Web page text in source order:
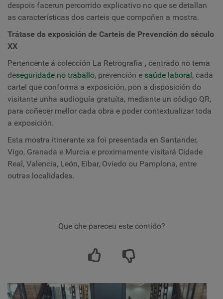
despois facerun percorrido explicativo no que se detallan
as características dos carteis que compoñen a mostra.
Trátase da exposición de Carteis de Prevención do século
XX
Pertencente á colección La Retrografia , centrado no tema
deseguridade no traballo, prevención e saúde laboral, cada
cartel que conforma a exposición, pon a disposición do
visitante unha audioguía gratuíta, mediante un código QR,
para coñecer mellor cada obra e poder contextualizar toda
a exposición.
Esta mostra itinerante xa foi presentada en Santander,
Vigo, Granada e Murcia e proximamente visitará Cidade
Real, Valencia, León, Eibar, Oviedo ou Pamplona, ​​entre
outras localidades.
Que che pareceu este contido?